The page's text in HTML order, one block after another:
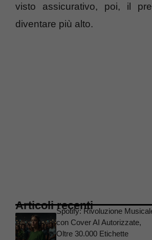
visto assicurativo, poi, il
diventare più alto.
Articoli recenti
Spotify: Rivoluzione
con Cover AI Autorizzate,
Oltre 30.000 Etichette